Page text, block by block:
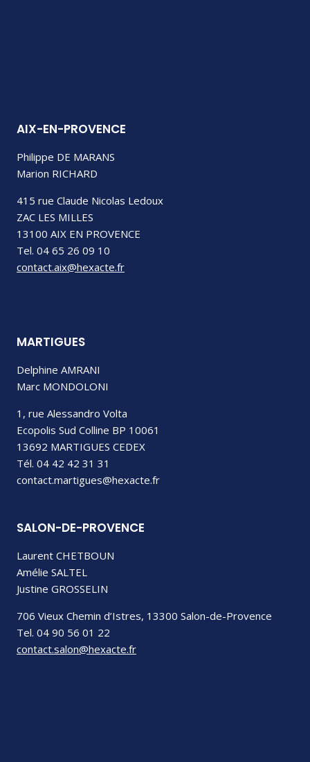
AIX-EN-PROVENCE
Philippe DE MARANS
Marion RICHARD
415 rue Claude Nicolas Ledoux
ZAC LES MILLES
13100 AIX EN PROVENCE
Tel. 04 65 26 09 10
contact.aix@hexacte.fr
MARTIGUES
Delphine AMRANI
Marc MONDOLONI
1, rue Alessandro Volta
Ecopolis Sud Colline BP 10061
13692 MARTIGUES CEDEX
Tél. 04 42 42 31 31
contact.martigues@hexacte.fr
SALON-DE-PROVENCE
Laurent CHETBOUN
Amélie SALTEL
Justine GROSSELIN
706 Vieux Chemin d’Istres, 13300 Salon-de-Provence
Tel. 04 90 56 01 22
contact.salon@hexacte.fr